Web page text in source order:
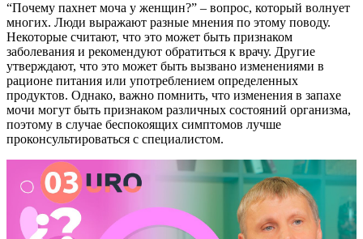
“Почему пахнет моча у женщин?” – вопрос, который волнует
многих. Люди выражают разные мнения по этому поводу.
Некоторые считают, что это может быть признаком
заболевания и рекомендуют обратиться к врачу. Другие
утверждают, что это может быть вызвано изменениями в
рационе питания или употреблением определенных
продуктов. Однако, важно помнить, что изменения в запахе
мочи могут быть признаком различных состояний организма,
поэтому в случае беспокоящих симптомов лучше
проконсультироваться с специалистом.